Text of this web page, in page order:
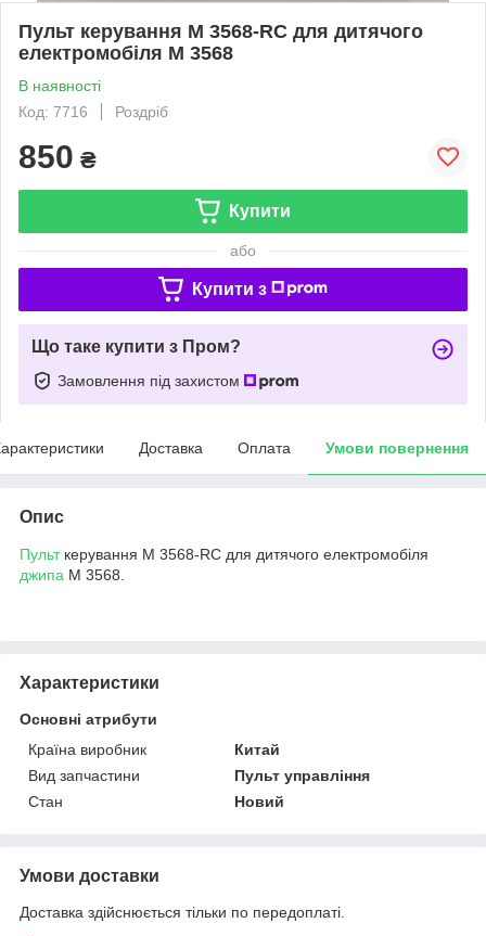
Пульт керування M 3568-RC для дитячого
електромобіля М 3568
В наявності
Код: 7716
Роздріб
850 ₴
Купити
або
Купити з
Що таке купити з Пром?
Замовлення під захистом
Доставка Оплата Умови повернення
Опис
Пульткерування M 3568-RC для дитячого електромобіля
джипа М 3568.
Характеристики
Основні атрибути
Країна виробник
Китай
Вид запчастини
Пульт управління
Стан
Новий
Умови доставки
Доставка здійснюється тільки по передоплаті.